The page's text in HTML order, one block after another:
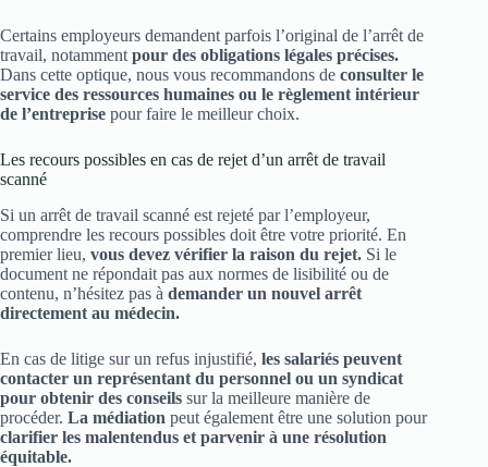
Certains employeurs demandent parfois l’original de l’arrêt de
travail, notamment pour des obligations légales précises.
Dans cette optique, nous vous recommandons de consulter le
service des ressources humaines ou le règlement intérieur
de l’entreprise pour faire le meilleur choix.
Les recours possibles en cas de rejet d’un arrêt de travail
scanné
Si un arrêt de travail scanné est rejeté par l’employeur,
comprendre les recours possibles doit être votre priorité. En
premier lieu, vous devez vérifier la raison du rejet. Si le
document ne répondait pas aux normes de lisibilité ou de
contenu, n’hésitez pas à demander un nouvel arrêt
directement au médecin.
En cas de litige sur un refus injustifié, les salariés peuvent
contacter un représentant du personnel ou un syndicat
pour obtenir des conseils sur la meilleure manière de
procéder. La médiation peut également être une solution pour
clarifier les malentendus et parvenir à une résolution
équitable.